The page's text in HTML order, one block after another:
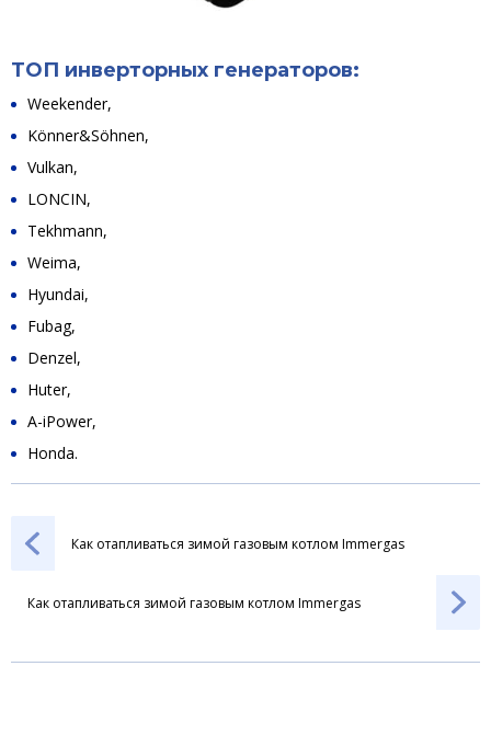
ТОП инверторных генераторов:
Weekender,
Könner&Söhnen,
Vulkan,
LONCIN,
Tekhmann,
Weima,
Hyundai,
Fubag,
Denzel,
Huter,
A-iPower,
Honda.
Как отапливаться зимой газовым котлом Immergas
Как отапливаться зимой газовым котлом Immergas